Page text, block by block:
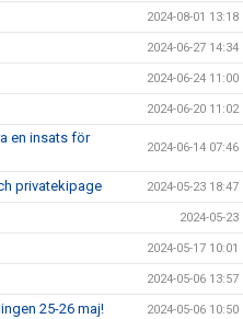
2024-08-01 13:18
2024-06-27 14:34
2024-06-24 11:00
2024-06-20 11:02
en insats för
2024-06-14 07:46
privatekipage 2024-05-23 18:47
2024-05-23
2024-05-17 10:01
2024-05-06 13:57
25-26 maj! 2024-05-06 10:50